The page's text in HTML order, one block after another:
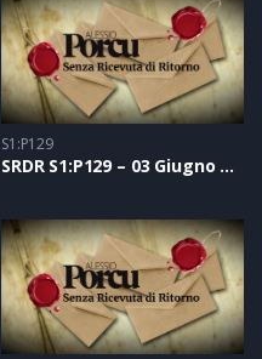
S1:P129
SRDR S1:P129 – 03 Giugno 2021